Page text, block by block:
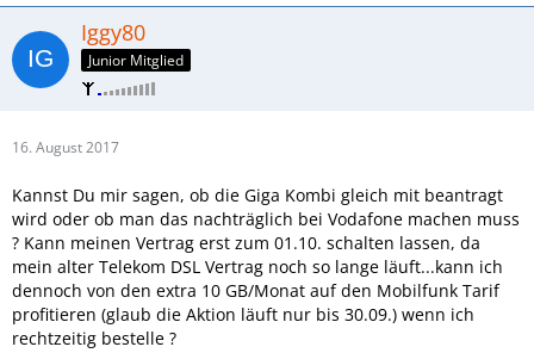
Iggy80
Junior Mitglied
16. August 2017
Kannst Du mir sagen, ob die Giga Kombi gleich mit beantragt
wird oder ob man das nachträglich bei Vodafone machen muss
? Kann meinen Vertrag erst zum 01.10. schalten lassen, da
mein alter Telekom DSL Vertrag noch so lange läuft...kann ich
dennoch von den extra 10 GB/Monat auf den Mobilfunk Tarif
profitieren (glaub die Aktion läuft nur bis 30.09.) wenn ich
rechtzeitig bestelle ?